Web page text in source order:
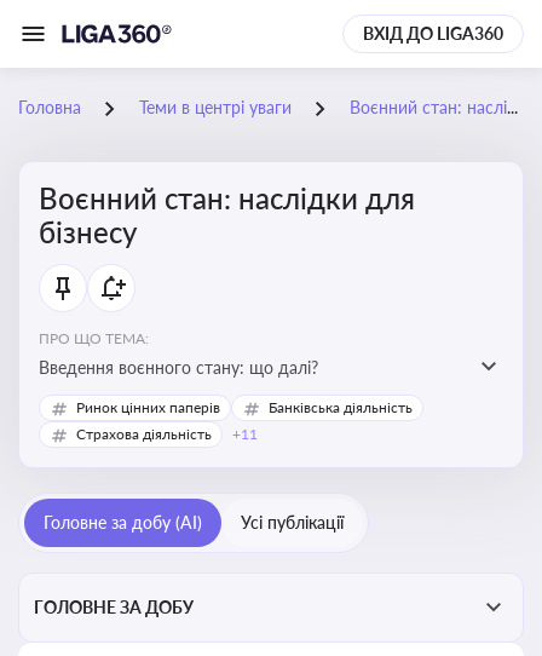
ВХІД ДО LIGA360
Головна Теми в центрі уваги Воєнний стан: наслідки для бізнесу
Воєнний стан: наслідки для
бізнесу
ПРО ЩО ТЕМА:
Введення воєнного стану: що далі?
Ринок цінних паперів
Банківська діяльність
Страхова діяльність
+11
Головне за добу (AI) Усі публікації
ГОЛОВНЕ ЗА ДОБУ